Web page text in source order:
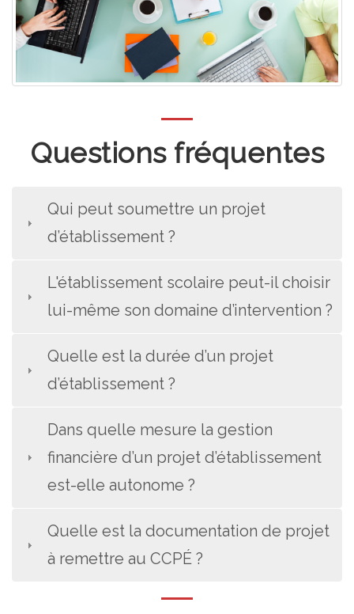
Questions fréquentes
Qui peut soumettre un projet
d’établissement ?
L'établissement scolaire peut-il choisir
lui-même son domaine d’intervention ?
Quelle est la durée d’un projet
d’établissement ?
Dans quelle mesure la gestion
financière d’un projet d’établissement
est-elle autonome ?
Quelle est la documentation de projet
à remettre au CCPÉ ?